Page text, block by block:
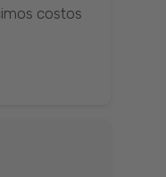
costos